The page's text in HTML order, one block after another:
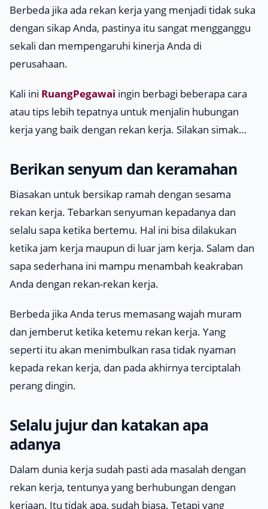
Berbeda jika ada rekan kerja yang menjadi tidak suka
dengan sikap Anda, pastinya itu sangat mengganggu
sekali dan mempengaruhi kinerja Anda di
perusahaan.
Kali ini RuangPegawai ingin berbagi beberapa cara
atau tips lebih tepatnya untuk menjalin hubungan
kerja yang baik dengan rekan kerja. Silakan simak…
Berikan senyum dan keramahan
Biasakan untuk bersikap ramah dengan sesama
rekan kerja. Tebarkan senyuman kepadanya dan
selalu sapa ketika bertemu. Hal ini bisa dilakukan
ketika jam kerja maupun di luar jam kerja. Salam dan
sapa sederhana ini mampu menambah keakraban
Anda dengan rekan-rekan kerja.
Berbeda jika Anda terus memasang wajah muram
dan jemberut ketika ketemu rekan kerja. Yang
seperti itu akan menimbulkan rasa tidak nyaman
kepada rekan kerja, dan pada akhirnya terciptalah
perang dingin.
Selalu jujur dan katakan apa
adanya
Dalam dunia kerja sudah pasti ada masalah dengan
rekan kerja, tentunya yang berhubungan dengan
kerjaan. Itu tidak apa, sudah biasa. Tetapi yang